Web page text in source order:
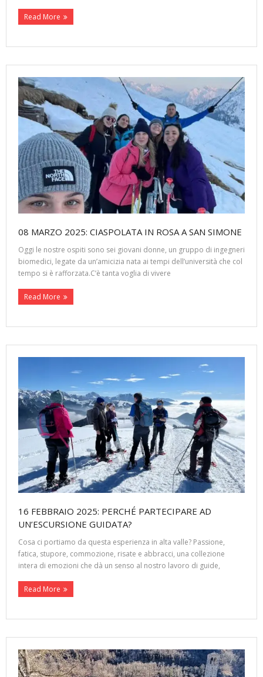
Read More
08 MARZO 2025: CIASPOLATA IN ROSA A SAN SIMONE
Oggi le nostre ospiti sono sei giovani donne, un gruppo di ingegneri
biomedici, legate da un’amicizia nata ai tempi dell’università che col
tempo si è rafforzata.C’è tanta voglia di vivere
Read More
16 FEBBRAIO 2025: PERCHÉ PARTECIPARE AD
UN’ESCURSIONE GUIDATA?
Cosa ci portiamo da questa esperienza in alta valle? Passione,
fatica, stupore, commozione, risate e abbracci, una collezione
intera di emozioni che dà un senso al nostro lavoro di guide,
Read More